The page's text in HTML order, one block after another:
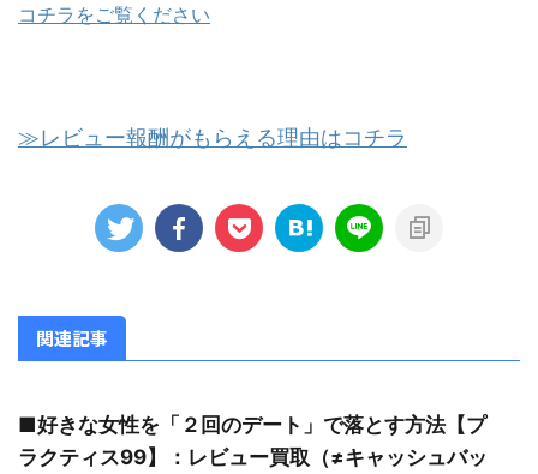
コチラをご覧ください
≫レビュー報酬がもらえる理由はコチラ
関連記事
■好きな女性を「２回のデート」で落とす方法【プ
ラクティス99】：レビュー買取（≠キャッシュバッ